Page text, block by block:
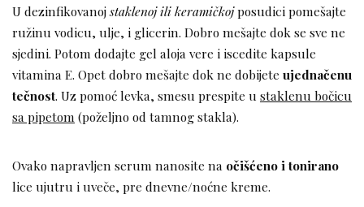
U dezinfikovanojstaklenoj ili keramičkojposudici pomešajte
ružinu vodicu, ulje, i glicerin. Dobro mešajte dok se sve ne
sjedini. Potom dodajte gel aloja vere i iscedite kapsule
vitamina E. Opet dobro mešajte dok ne dobijete ujednačenu
tečnost. Uz pomoć levka, smesu prespite u staklenu bočicu
sa pipetom (poželjno od tamnog stakla).
Ovako napravljen serum nanosite na očišćeno i tonirano
lice ujutru i uveče, pre dnevne/noćne kreme.